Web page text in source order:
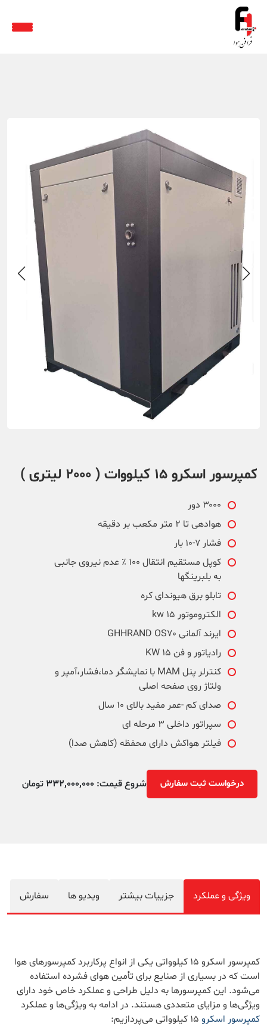
کمپرسور اسکرو 15 کیلووات ( 2000 لیتری )
۳۰۰۰ دور
هوادهی تا ۲ متر مکعب بر دقیقه
فشار ۷-۱۰ بار
کوپل مستقیم انتقال ۱۰۰ ٪ عدم نیروی جانبی
به بلبرینگها
تابلو برق هیوندای کره
الکتروموتور ۱۵ kw
ایرند آلمانی GHHRAND OS70
رادیاتور و فن 15 KW
کنترلر پنل MAM با نمایشگر دما،فشار،آمپر و
ولتاژ روی صفحه اصلی
صدای کم -عمر مفید بالای ۱۰ سال
سپراتور داخلی ۳ مرحله ای
فیلتر هواکش دارای محفظه (کاهش صدا)
درخواست ثبت سفارش شروع قیمت: 332,000,000 تومان
ویژگی و عملکرد جزییات بیشتر ویدیو ها سفارش
کمپرسور اسکرو 15 کیلوواتی یکی از انواع پرکاربرد کمپرسورهای هوا
است که در بسیاری از صنایع برای تأمین هوای فشرده استفاده
می‌شود. این کمپرسورها به دلیل طراحی و عملکرد خاص خود دارای
ویژگی‌ها و مزایای متعددی هستند. در ادامه به ویژگی‌ها و عملکرد
کمپرسور اسکرو